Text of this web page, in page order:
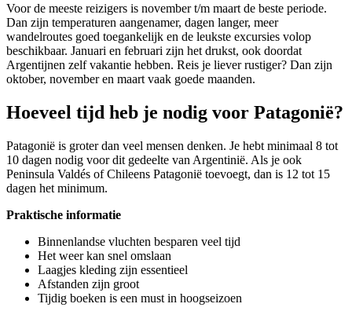
Voor de meeste reizigers is november t/m maart de beste periode.
Dan zijn temperaturen aangenamer, dagen langer, meer
wandelroutes goed toegankelijk en de leukste excursies volop
beschikbaar. Januari en februari zijn het drukst, ook doordat
Argentijnen zelf vakantie hebben. Reis je liever rustiger? Dan zijn
oktober, november en maart vaak goede maanden.
Hoeveel tijd heb je nodig voor Patagonië?
Patagonië is groter dan veel mensen denken. Je hebt minimaal 8 tot
10 dagen nodig voor dit gedeelte van Argentinië. Als je ook
Peninsula Valdés of Chileens Patagonië toevoegt, dan is 12 tot 15
dagen het minimum.
Praktische informatie
Binnenlandse vluchten besparen veel tijd
Het weer kan snel omslaan
Laagjes kleding zijn essentieel
Afstanden zijn groot
Tijdig boeken is een must in hoogseizoen